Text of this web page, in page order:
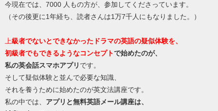
今現在では、7000 人もの方が、参加してくださっています。
（その後更に1年経ち、読者さんは1万7千人にもなりました。）
上級者でないとできなかったドラマの英語の疑似体験を、
初級者でもできるようなコンセプトで始めたのが、
私の英会話スマホアプリ です。
そして疑似体験と並んで必要な知識、
それを養うために始めたのが英文法講座です。
私の中では、 アプリと無料英語メール講座は、